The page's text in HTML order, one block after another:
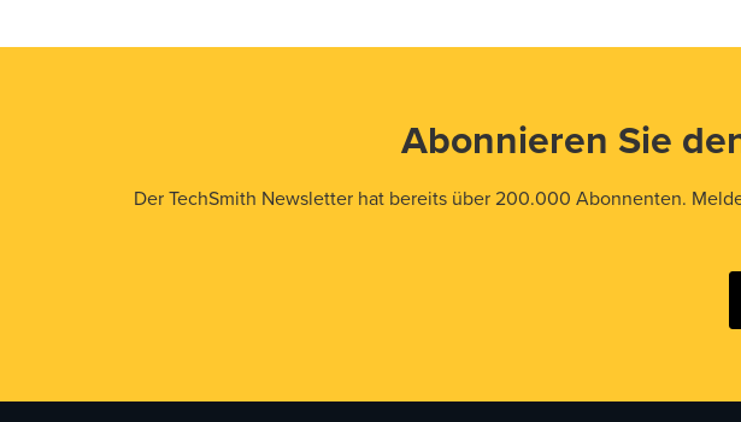
Abonnieren Sie
Der TechSmith Newsletter hat bereits über 200.000 Abonnenten.